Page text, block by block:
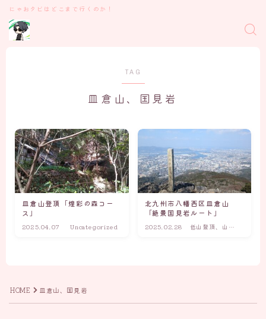
にゃおタビはどこまで行くのか！
TAG
皿倉山、国見岩
皿倉山登頂「煌彩の森コー
ス」
2025.04.07 Uncategorized
北九州市八幡西区皿倉山
「絶景国見岩ルート」
2025.02.28
低山登頂、山歩
HOME 皿倉山、国見岩